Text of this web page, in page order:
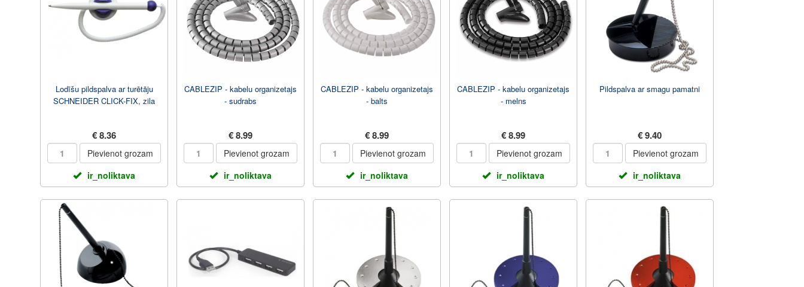
Lodīšu pildspalva ar turētāju
SCHNEIDER CLICK-FIX, zila
€ 8.36
Pievienot grozam
ir_noliktava
CABLEZIP - kabelu organizetajs
- sudrabs
€ 8.99
Pievienot grozam
ir_noliktava
CABLEZIP - kabelu organizetajs
- balts
€ 8.99
Pievienot grozam
ir_noliktava
CABLEZIP - kabelu organizetajs
- melns
€ 8.99
Pievienot grozam
ir_noliktava
Pildspalva ar smagu pamatni
€ 9.40
Pievienot grozam
ir_noliktava